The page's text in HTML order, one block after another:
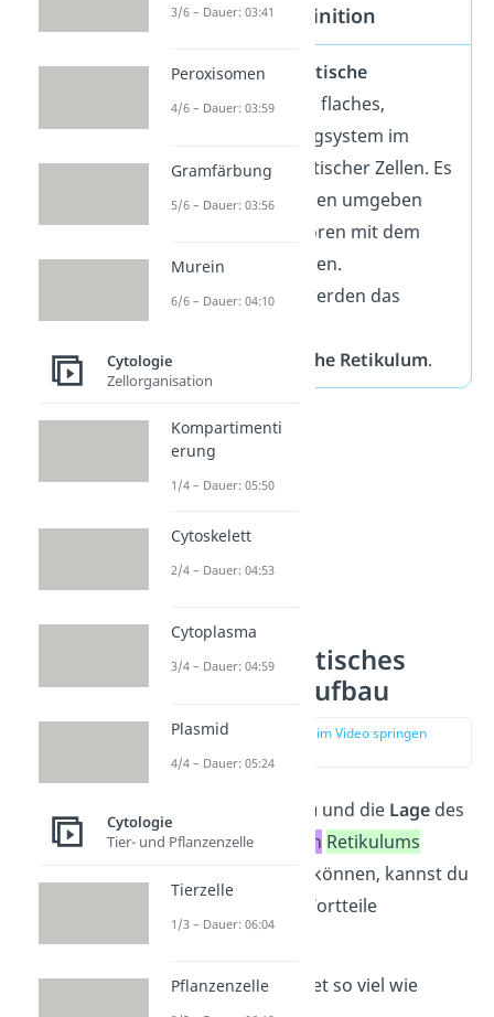
Retikulum Definition
DasEndoplasmatische
Retikulumist ein flaches,
verzweigtes Gangsystem im
Inneren eukaryotischer Zellen. Es
ist von Membranen umgeben
und über Kernporen mit dem
Zellkern verbunden.
Unterschieden werden das
sarkoplasmatische Retikulum.
Endoplasmatisches
Retikulum Aufbau
zur Stelle im Video springen
Aufbau und die Lage des
endoplasmatischen Retikulums
besser merken zu können, kannst du
dir die einzelnen Wortteile
anschauen:
„Endo“bedeutet so viel wie
3/6 – Dauer: 03:41
Peroxisomen
4/6 – Dauer: 03:59
Gramfärbung
5/6 – Dauer: 03:56
Murein
6/6 – Dauer: 04:10
Cytologie
Zellorganisation
Kompartimenti
erung
1/4 – Dauer: 05:50
Cytoskelett
2/4 – Dauer: 04:53
Cytoplasma
3/4 – Dauer: 04:59
Plasmid
4/4 – Dauer: 05:24
Cytologie
Tier- und Pflanzenzelle
Tierzelle
1/3 – Dauer: 06:04
Pflanzenzelle